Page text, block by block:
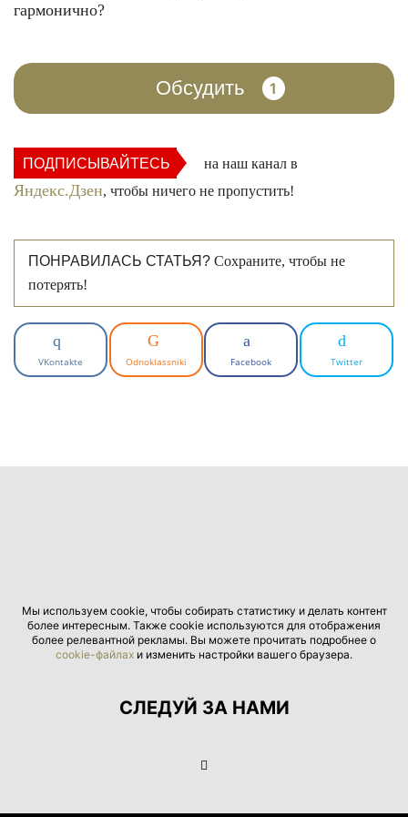
гармонично?
Обсудить 1
ПОДПИСЫВАЙТЕСЬ на наш канал в
Яндекс.Дзен, чтобы ничего не пропустить!
ПОНРАВИЛАСЬ СТАТЬЯ? Сохраните, чтобы не
потерять!
VKontakte Odnoklassniki Facebook Twitter
Мы используем cookie, чтобы собирать статистику и делать контент
более интересным. Также cookie используются для отображения
более релевантной рекламы. Вы можете прочитать подробнее о
cookie-файлах и изменить настройки вашего браузера.
СЛЕДУЙ ЗА НАМИ